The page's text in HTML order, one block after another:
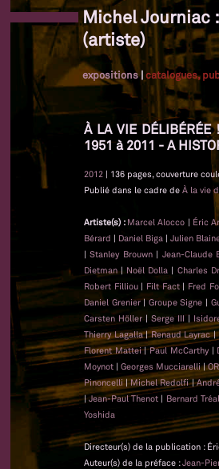
Michel Journiac
(artiste)
expositions|catalogues,
À LA VIE DÉLIBÉRÉE
1951 à 2011 - A
2012 | 136 pages, couverture
Publié dans le cadre de À la vie
Artiste(s) : Marcel Alocco | Éric
Bérard | Daniel Biga |Julien
|Stanley Brouwn| Jean-Claude
Dietman| Noël Dolla | Charles
Robert Filliou| Filt Fact| Fred
Daniel Grenier|Groupe Signe |
Carsten Höller| Serge III |
Thierry Lagalla|Renaud Layrac|
Florent Mattei|Paul McCarthy|
Moynot |Georges Mucciarelli|
Pinoncelli|Michel Redolfi|
|Jean-Paul Thenot | Bernard Tréal
Yoshida
Directeur(s) de la publication :
Auteur(s) de la préface :Jean-